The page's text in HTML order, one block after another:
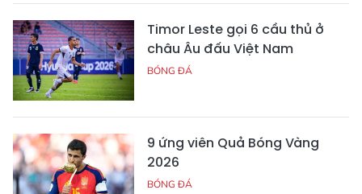
Timor Leste gọi 6 cầu thủ ở
châu Âu đấu Việt Nam
BÓNG ĐÁ
9 ứng viên Quả Bóng Vàng
2026
BÓNG ĐÁ